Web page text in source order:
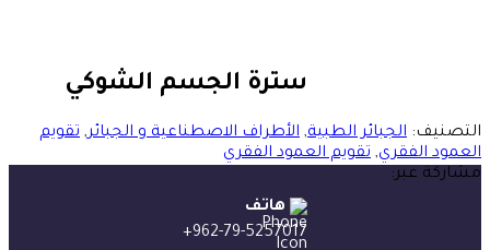
سترة الجسم الشوكي
التصنيف: الجبائر الطبية, الأطراف الاصطناعية و الجبائر, تقويم
العمود الفقري, تقويم العمود الفقري
مشاركة عبر:
هاتف
+962-79-5257017